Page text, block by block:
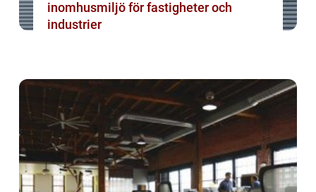
inomhusmiljö för fastigheter och
industrier